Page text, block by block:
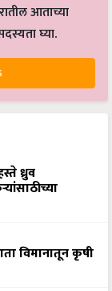
आताच्या
घ्या.
ध्रुव
विमानातून कृषी